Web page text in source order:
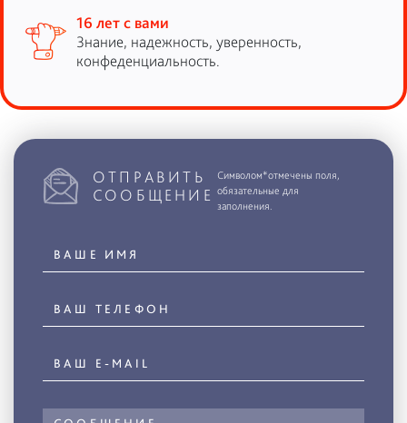
16 лет с вами
Знание, надежность, уверенность,
конфеденциальность.
ОТПРАВИТЬ
СООБЩЕНИЕ
Символом*отмечены поля,
обязательные для
заполнения.